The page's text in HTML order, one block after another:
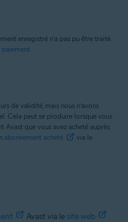
enregistré n'a pas pu être traité.
de validité, mais nous n’avons
Cela peut se produire lorsque vous
Avast que vous avez acheté auprès
abonnement acheté
via le
Avast via le site web